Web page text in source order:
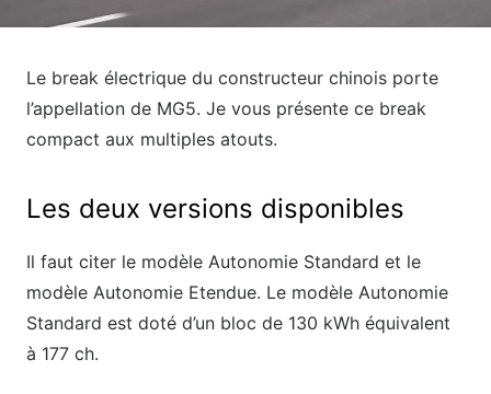
Le break électrique du constructeur chinois porte
l’appellation de MG5. Je vous présente ce break
compact aux multiples atouts.
Les deux versions disponibles
Il faut citer le modèle Autonomie Standard et le
modèle Autonomie Etendue. Le modèle Autonomie
Standard est doté d’un bloc de 130 kWh équivalent
à 177 ch.